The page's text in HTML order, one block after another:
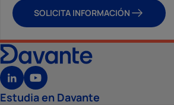
SOLICITA INFORMACIÓN
Estudia en Davante